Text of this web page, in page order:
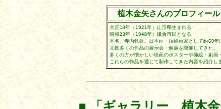
植木金矢さんのプロフィール
大正10年（1921年）山形県生まれる
昭和23年（1948年）鎌倉市民となる
本名、寺内鉄雄。日本画・挿絵画家として約60
又数多くの作品の展示会・個展を開催してきた。
多くの方が懐かしい映画のポスターや挿絵・劇
これらの作品を通じて制作してきた内容を紹介し
■ 「ギャラリー 植木